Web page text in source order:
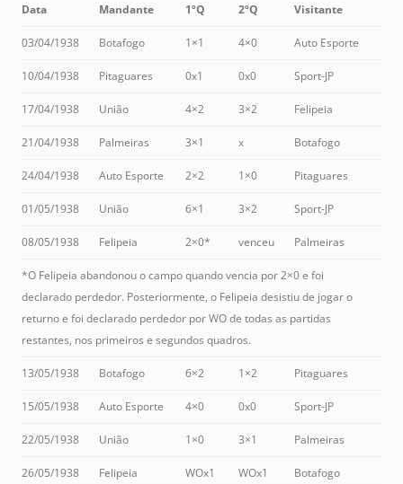
Data Mandante 1ºQ 2ºQ Visitante
03/04/1938 Botafogo 1×1 4×0 Auto Esporte
10/04/1938 Pitaguares 0x1 0x0 Sport-JP
17/04/1938 União 4×2 3×2 Felipeia
21/04/1938 Palmeiras 3×1 x Botafogo
24/04/1938 Auto Esporte 2×2 1×0 Pitaguares
01/05/1938 União 6×1 3×2 Sport-JP
08/05/1938 Felipeia 2×0* venceu Palmeiras
*O Felipeia abandonou o campo quando vencia por 2×0 e foi
declarado perdedor. Posteriormente, o Felipeia desistiu de jogar o
returno e foi declarado perdedor por WO de todas as partidas
restantes, nos primeiros e segundos quadros.
13/05/1938 Botafogo 6×2 1×2 Pitaguares
15/05/1938 Auto Esporte 4×0 0x0 Sport-JP
22/05/1938 União 1×0 3×1 Palmeiras
26/05/1938 Felipeia WOx1 WOx1 Botafogo